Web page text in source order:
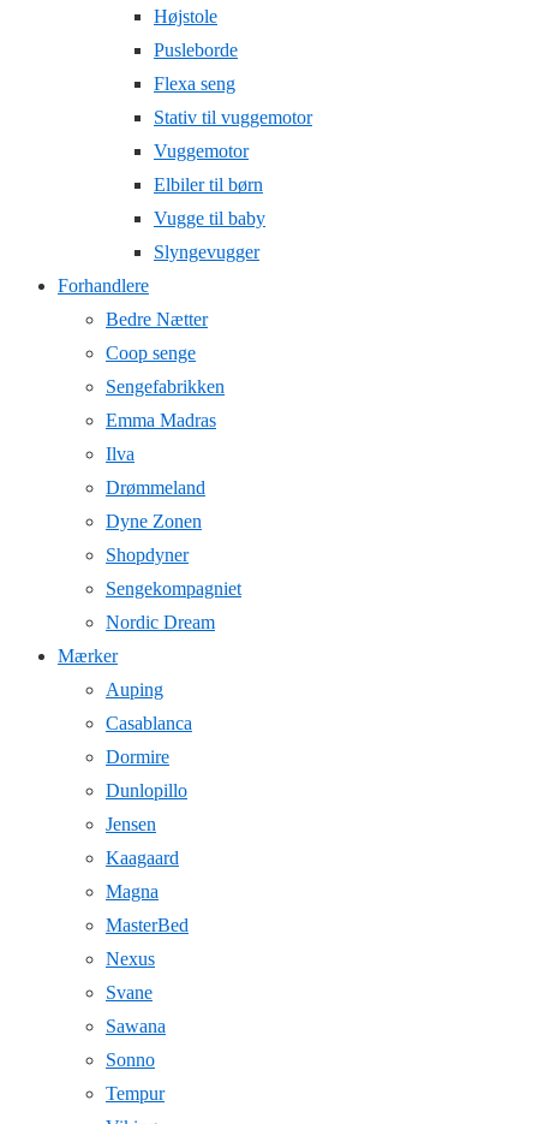
Højstole
Pusleborde
Flexa seng
Stativ til vuggemotor
Vuggemotor
Elbiler til børn
Vugge til baby
Slyngevugger
Forhandlere
Bedre Nætter
Coop senge
Sengefabrikken
Emma Madras
Ilva
Drømmeland
Dyne Zonen
Shopdyner
Sengekompagniet
Nordic Dream
Mærker
Auping
Casablanca
Dormire
Dunlopillo
Jensen
Kaagaard
Magna
MasterBed
Nexus
Svane
Sawana
Sonno
Tempur